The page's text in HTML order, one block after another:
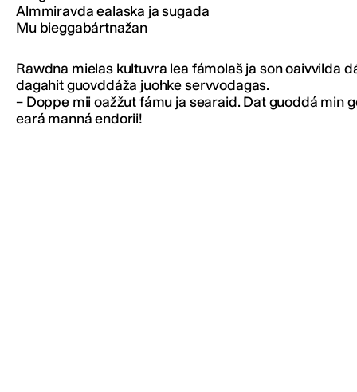
Almmiravda ealaska ja sugada
Mu bieggabártnažan
Rawdna mielas kultuvra lea fámolaš ja son oaivvilda
dagahit guovddáža juohke servvodagas.
– Doppe mii oažžut fámu ja searaid. Dat guoddá min
eará manná endorii!